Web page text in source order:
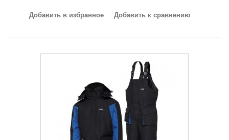
Добавить в избранное Добавить к сравнению